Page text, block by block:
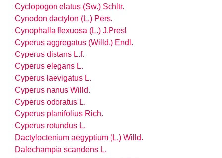
Cyclopogon elatus (Sw.) Schltr.
Cynodon dactylon (L.) Pers.
Cynophalla flexuosa (L.) J.Presl
Cyperus aggregatus (Willd.) Endl.
Cyperus distans L.f.
Cyperus elegans L.
Cyperus laevigatus L.
Cyperus nanus Willd.
Cyperus odoratus L.
Cyperus planifolius Rich.
Cyperus rotundus L.
Dactyloctenium aegyptium (L.) Willd.
Dalechampia scandens L.